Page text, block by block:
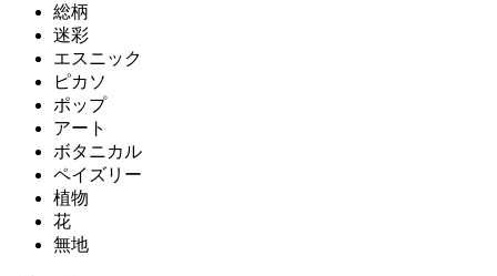
総柄
迷彩
エスニック
ピカソ
ポップ
アート
ボタニカル
ペイズリー
植物
花
無地